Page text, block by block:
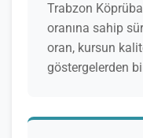
Trabzon
oranına sahip
oran, kursun
göstergelerden